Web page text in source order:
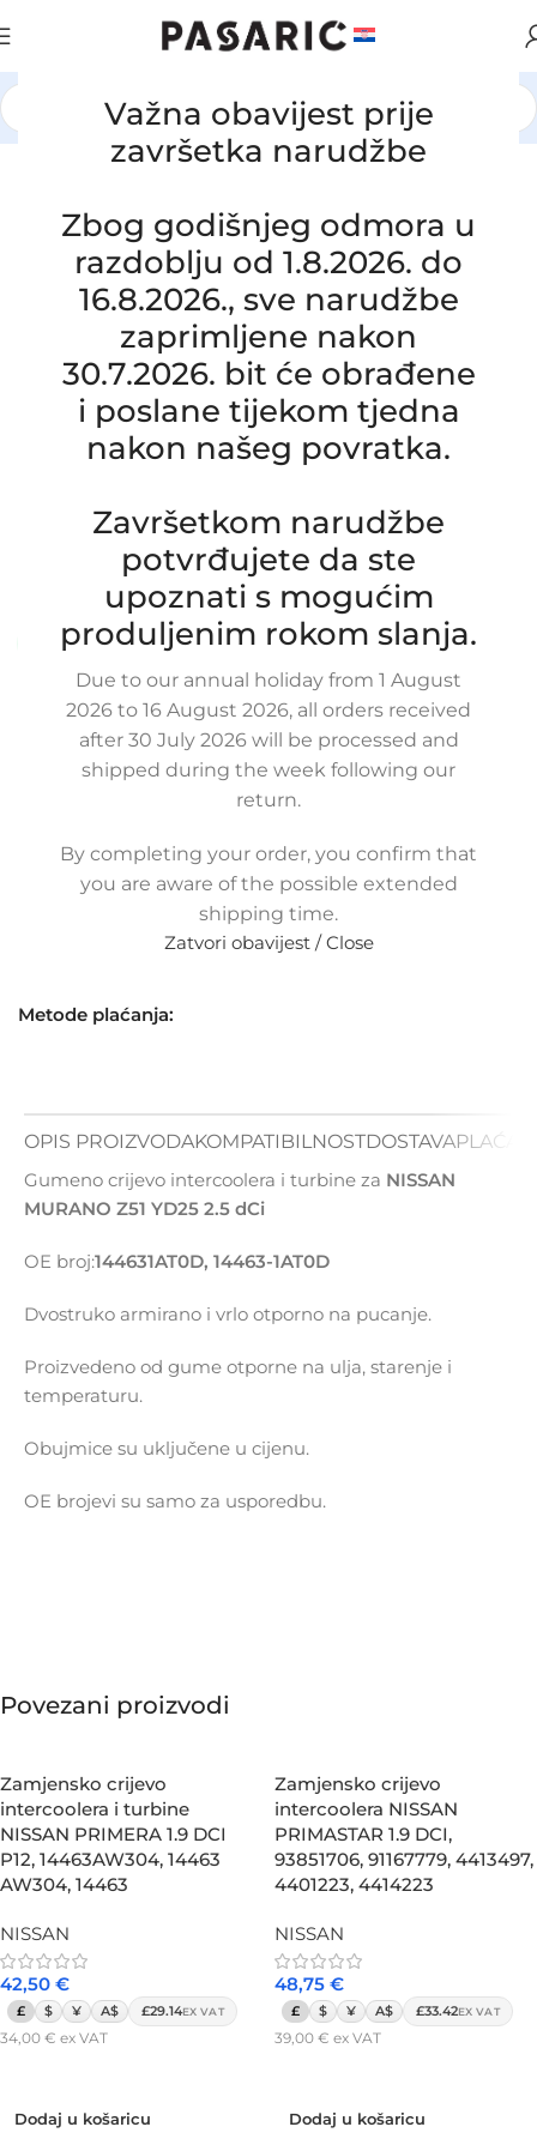
Važna obavijest prije
završetka narudžbe
Zbog godišnjeg odmora u
razdoblju od 1.8.2026. do
16.8.2026., sve narudžbe
zaprimljene nakon
30.7.2026. bit će obrađene
i poslane tijekom tjedna
nakon našeg povratka.
Završetkom narudžbe
potvrđujete da ste
upoznati s mogućim
produljenim rokom slanja.
Due to our annual holiday from 1 August
2026 to 16 August 2026, all orders received
after 30 July 2026 will be processed and
shipped during the week following our
return.
By completing your order, you confirm that
you are aware of the possible extended
shipping time.
Zatvori obavijest / Close
AUTOMOBILI / NISSAN
Click to enlarge
NISSAN MURANO Z51 YD25 2.5 dCi,
144631AT0D, 14463-1AT0D
16-1-14/OB
Novo |Garancija: 5 god jamstva
Dostupno uz narudžbu (isti ili sljedeći radni dan)
68,00€ £46.62
€ex VAT
+
Dodaj u košaricu
Buy now
Usporedi
Dodaj na popis kupovine
Metode plaćanja:
OPIS PROIZVODAKOMPATIBILNOSTDOSTAVA
Gumeno crijevo intercoolera i turbine za NISSAN
MURANO Z51 YD25 2.5 dCi
OE broj:144631AT0D, 14463-1AT0D
Dvostruko armirano i vrlo otporno na pucanje.
Proizvedeno od gume otporne na ulja, starenje i
temperaturu.
Obujmice su uključene u cijenu.
OE brojevi su samo za usporedbu.
Povezani proizvodi
Zamjensko crijevo
intercoolera i turbine
NISSAN PRIMERA 1.9 DCI
P12, 14463AW304, 14463
AW304, 14463
NISSAN
42,50 €
£ $ ¥ A$ £29.14EX VAT
34,00 € ex VAT
Dodaj u košaricu
Zamjensko crijevo
intercoolera NISSAN
PRIMASTAR 1.9 DCI,
93851706, 91167779, 4413497,
4401223, 4414223
NISSAN
48,75 €
£ $ ¥ A$ £33.42EX VAT
39,00 € ex VAT
Dodaj u košaricu